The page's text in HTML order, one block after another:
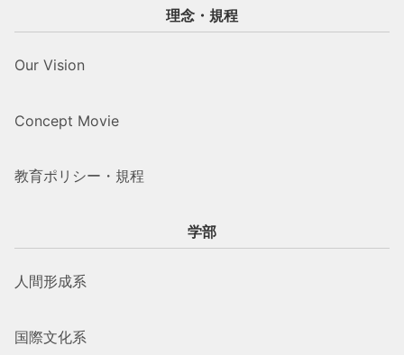
理念・規程
Our Vision
Concept Movie
教育ポリシー・規程
学部
人間形成系
国際文化系